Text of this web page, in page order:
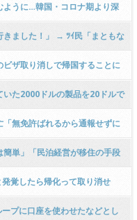
ように…韓国・コロナ期より深
きました！」 → ﾂｲ民「まともな
きん！！！」ｗｗｗｗｗｗｗ
ザ取り消しで帰国することに
た2000ドルの製品を20ドルで
無免許ばれるから通報せずに
通違反を起こし免取になって
単」「民泊経営が移住の手段
覚したら帰化って取り消せ
話題に → ｗｗｗｗｗｗｗｗｗ
プに口座を使わせたなどとし